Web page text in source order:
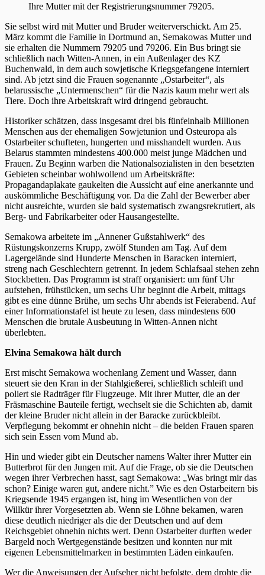
Ihre Mutter mit der Registrierungsnummer 79205.
Sie selbst wird mit Mutter und Bruder weiterverschickt. Am 25.
März kommt die Familie in Dortmund an, Semakowas Mutter und
sie erhalten die Nummern 79205 und 79206. Ein Bus bringt sie
schließlich nach Witten-Annen, in ein Außenlager des KZ
Buchenwald, in dem auch sowjetische Kriegsgefangene interniert
sind. Ab jetzt sind die Frauen sogenannte „Ostarbeiter“, als
belarussische „Untermenschen“ für die Nazis kaum mehr wert als
Tiere. Doch ihre Arbeitskraft wird dringend gebraucht.
Historiker schätzen, dass insgesamt drei bis fünfeinhalb Millionen
Menschen aus der ehemaligen Sowjetunion und Osteuropa als
Ostarbeiter schufteten, hungerten und misshandelt wurden. Aus
Belarus stammten mindestens 400.000 meist junge Mädchen und
Frauen. Zu Beginn warben die Nationalsozialisten in den besetzten
Gebieten scheinbar wohlwollend um Arbeitskräfte:
Propagandaplakate gaukelten die Aussicht auf eine anerkannte und
auskömmliche Beschäftigung vor. Da die Zahl der Bewerber aber
nicht ausreichte, wurden sie bald systematisch zwangsrekrutiert, als
Berg- und Fabrikarbeiter oder Hausangestellte.
Semakowa arbeitete im „Annener Gußstahlwerk“ des
Rüstungskonzerns Krupp, zwölf Stunden am Tag. Auf dem
Lagergelände sind Hunderte Menschen in Baracken interniert,
streng nach Geschlechtern getrennt. In jedem Schlafsaal stehen zehn
Stockbetten. Das Programm ist straff organisiert: um fünf Uhr
aufstehen, frühstücken, um sechs Uhr beginnt die Arbeit, mittags
gibt es eine dünne Brühe, um sechs Uhr abends ist Feierabend. Auf
einer Informationstafel ist heute zu lesen, dass mindestens 600
Menschen die brutale Ausbeutung in Witten-Annen nicht
überlebten.
Elvina Semakowa hält durch
Erst mischt Semakowa wochenlang Zement und Wasser, dann
steuert sie den Kran in der Stahlgießerei, schließlich schleift und
poliert sie Radträger für Flugzeuge. Mit ihrer Mutter, die an der
Fräsmaschine Bauteile fertigt, wechselt sie die Schichten ab, damit
der kleine Bruder nicht allein in der Baracke zurückbleibt.
Verpflegung bekommt er ohnehin nicht – die beiden Frauen sparen
sich sein Essen vom Mund ab.
Hin und wieder gibt ein Deutscher namens Walter ihrer Mutter ein
Butterbrot für den Jungen mit. Auf die Frage, ob sie die Deutschen
wegen ihrer Verbrechen hasst, sagt Semakowa: „Was bringt mir das
schon? Einige waren gut, andere nicht.” Wie es den Ostarbeitern bis
Kriegsende 1945 ergangen ist, hing im Wesentlichen von der
Willkür ihrer Vorgesetzten ab. Wenn sie Löhne bekamen, waren
diese deutlich niedriger als die der Deutschen und auf dem
Reichsgebiet ohnehin nichts wert. Denn Ostarbeiter durften weder
Bargeld noch Wertgegenstände besitzen und konnten nur mit
eigenen Lebensmittelmarken in bestimmten Läden einkaufen.
Wer die Anweisungen der Aufseher nicht befolgte, dem drohte die